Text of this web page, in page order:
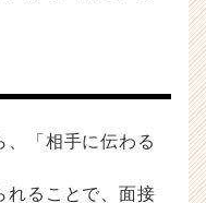
、「相手に伝わる
れることで、面接